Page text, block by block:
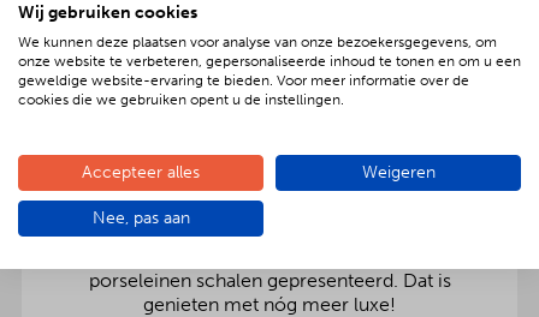
bezorging en ook de afwas gaat na afloop mee
terug.
Geniet met nóg meer luxe
Verras jouw gezelschap met een extra feestelijke
aankleding op tafel. Voor maar € 2,- per persoon
porseleinen schalen gepresenteerd. Dat is
genieten met nóg meer luxe!
Wij gebruiken cookies
We kunnen deze plaatsen voor analyse van onze bezoekersgegevens, om
onze website te verbeteren, gepersonaliseerde inhoud te tonen en om u een
geweldige website-ervaring te bieden. Voor meer informatie over de
cookies die we gebruiken opent u de instellingen.
Accepteer alles Weigeren
Nee, pas aan